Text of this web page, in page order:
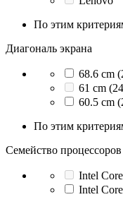
По этим
Диагональ экрана
68.6 cm
61 cm
60.5 cm
По этим
Семейство
Intel
Intel